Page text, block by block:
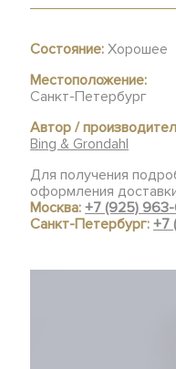
Состояние: Хорошее
Местоположение:
Санкт-Петербург
Автор /
Bing & Grondahl
Для получения
оформления
Москва:+7 (925)
Санкт-Петербург:+7